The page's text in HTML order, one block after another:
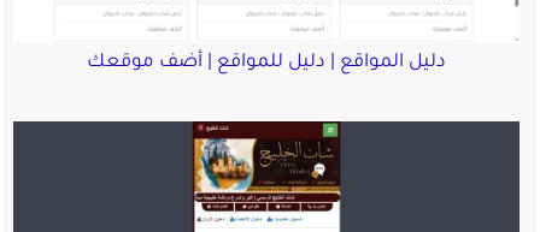
دليل المواقع | دليل للمواقع | أضف موقعك